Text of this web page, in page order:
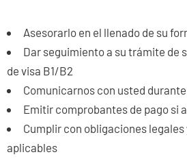
Asesorarlo en el llenado de su
Dar seguimiento a su trámite de
de visa B1/B2
Comunicarnos con usted
Emitir comprobantes de pago si
Cumplir con obligaciones
aplicables